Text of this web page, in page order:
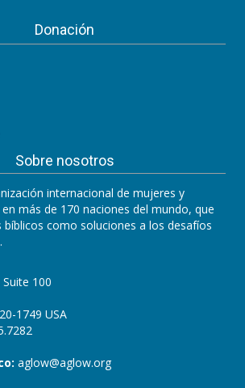
Donación
Sobre nosotros
internacional de mujeres y
más de 170 naciones del mundo, que
bíblicos como soluciones a los desafíos
100
1749 USA
aglow@aglow.org